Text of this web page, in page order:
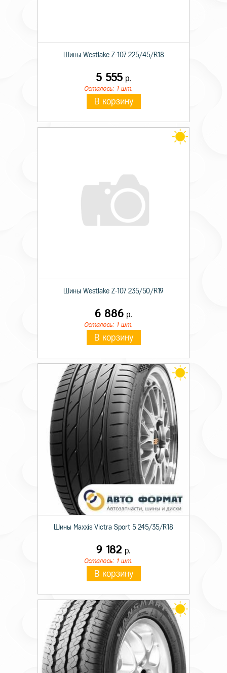
Шины Westlake Z-107 225/45/R18
5 555 р.
Осталось: 1 шт.
В корзину
Шины Westlake Z-107 235/50/R19
6 886 р.
Осталось: 1 шт.
В корзину
Шины Maxxis Victra Sport 5 245/35/R18
9 182 р.
Осталось: 1 шт.
В корзину